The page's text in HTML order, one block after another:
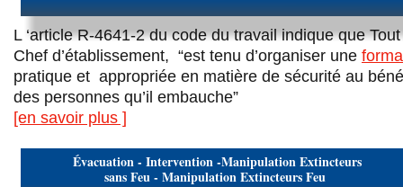
L ‘article R-4641-2 du code du travail indique que
Chef d’établissement,  “est tenu d’organiser une
pratique et  appropriée en matière de sécurité au
des personnes qu’il embauche”
[en savoir plus ]
Évacuation - Intervention -Manipulation Extincteurs
sans Feu - Manipulation Extincteurs Feu